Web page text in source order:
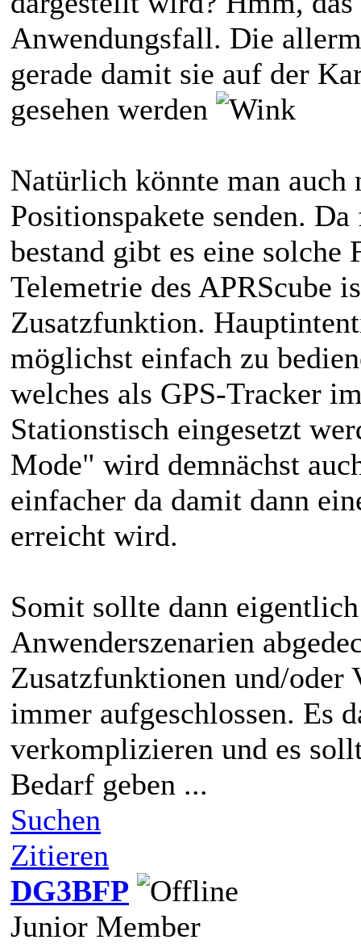
Anwendungsfall. Die
gerade damit sie auf der
gesehen werden
Natürlich könnte man auch
Positionspakete senden.
bestand gibt es eine
Telemetrie des APRScube
Zusatzfunktion.
möglichst einfach zu
welches als GPS-Tracker
Stationstisch eingesetzt
Mode" wird demnächst
einfacher da damit dann
erreicht wird.
Somit sollte dann
Anwenderszenarien
Zusatzfunktionen und/oder
immer aufgeschlossen. Es
verkomplizieren und es
Bedarf geben ...
Suchen
Zitieren
DG3BFP
Junior Member